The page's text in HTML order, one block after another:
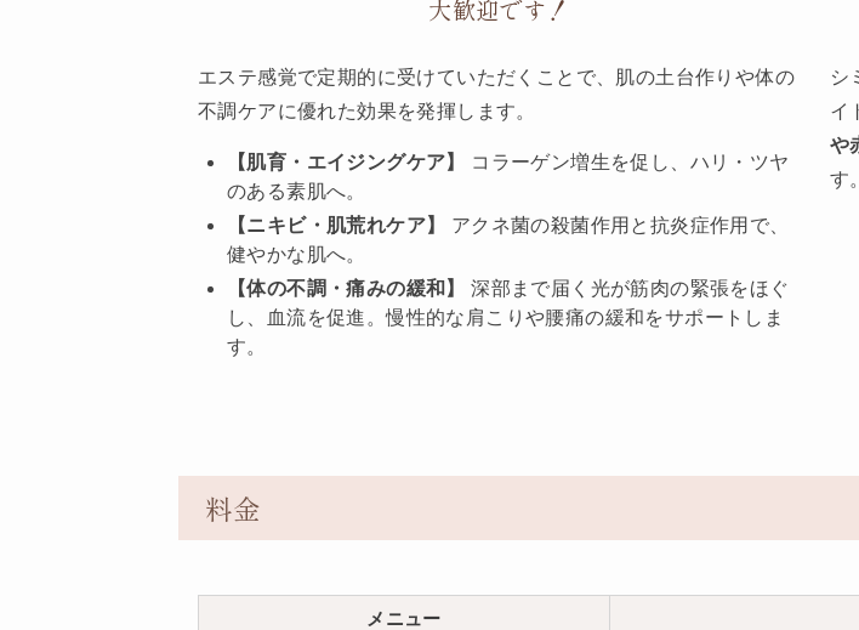
大歓迎です！
エステ感覚で定期的に受けていただくことで、肌の土台作りや体の
不調ケアに優れた効果を発揮します。
【肌育・エイジングケア】
コラーゲン増生を促し、ハリ・ツヤ
のある素肌へ。
【ニキビ・肌荒れケア】
アクネ菌の殺菌作用と抗炎症作用で、
健やかな肌へ。
【体の不調・痛みの緩和】
深部まで届く光が筋肉の緊張をほぐ
し、血流を促進。慢性的な肩こりや腰痛の緩和をサポートしま
す。
シ
イ
や
す。
料金
メニュー